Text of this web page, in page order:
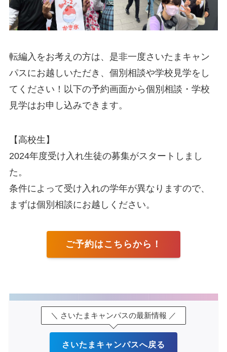
転編入をお考えの方は、是非一度さいたまキャン
パスにお越しいただき、個別相談や学校見学をし
てください！以下の予約画面から個別相談・学校
見学はお申し込みできます。
【高校生】
2024年度受け入れ生徒の募集がスタートしまし
た。
条件によって受け入れの学年が異なりますので、
まずは個別相談にお越しください。
ご予約はこちらから！
＼ さいたまキャンパスの最新情報 ／
さいたまキャンパスへ戻る